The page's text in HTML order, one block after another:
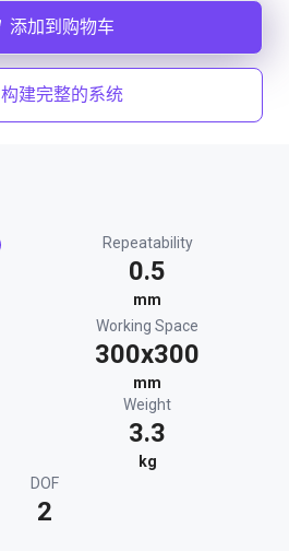
添加到购物车
构建完整的系统
Repeatability
0.5
mm
Working Space
300x300
mm
Weight
3.3
kg
DOF
2